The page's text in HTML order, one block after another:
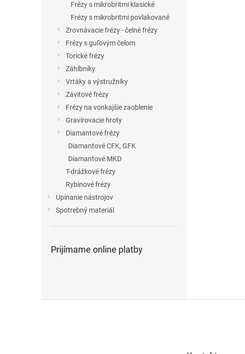
Frézy s mikrobritmi klasické
Frézy s mikrobritmi povlakované
Zrovnávacie frézy - čelné frézy
Frézy s guľovým čelom
Torické frézy
Záhlbníky
Vrtáky a výstružníky
Závitové frézy
Frézy na vonkajšie zaoblenie
Gravírovacie hroty
Diamantové frézy
Diamantové CFK, GFK
Diamantové MKD
T-drážkové frézy
Rybinové frézy
Upínanie nástrojov
Spotrebný materiál
Prijímame online platby